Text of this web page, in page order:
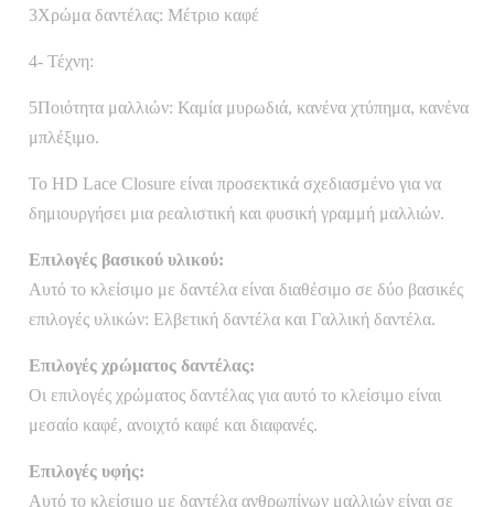
3Χρώμα δαντέλας: Μέτριο καφέ
4- Τέχνη:
5Ποιότητα μαλλιών: Καμία μυρωδιά, κανένα χτύπημα, κανένα
μπλέξιμο.
Το HD Lace Closure είναι προσεκτικά σχεδιασμένο για να
δημιουργήσει μια ρεαλιστική και φυσική γραμμή μαλλιών.
Επιλογές βασικού υλικού:
Αυτό το κλείσιμο με δαντέλα είναι διαθέσιμο σε δύο βασικές
επιλογές υλικών: Ελβετική δαντέλα και Γαλλική δαντέλα.
Επιλογές χρώματος δαντέλας:
Οι επιλογές χρώματος δαντέλας για αυτό το κλείσιμο είναι
μεσαίο καφέ, ανοιχτό καφέ και διαφανές.
Επιλογές υφής:
Αυτό το κλείσιμο με δαντέλα ανθρωπίνων μαλλιών είναι σε